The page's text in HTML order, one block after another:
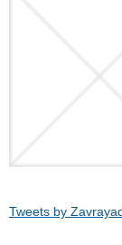
Tweets by